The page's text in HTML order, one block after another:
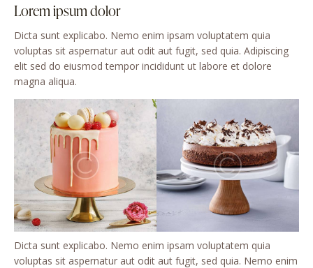
Lorem ipsum dolor
Dicta sunt explicabo. Nemo enim ipsam voluptatem quia
voluptas sit aspernatur aut odit aut fugit, sed quia. Adipiscing
elit sed do eiusmod tempor incididunt ut labore et dolore
magna aliqua.
Dicta sunt explicabo. Nemo enim ipsam voluptatem quia
voluptas sit aspernatur aut odit aut fugit, sed quia. Nemo enim